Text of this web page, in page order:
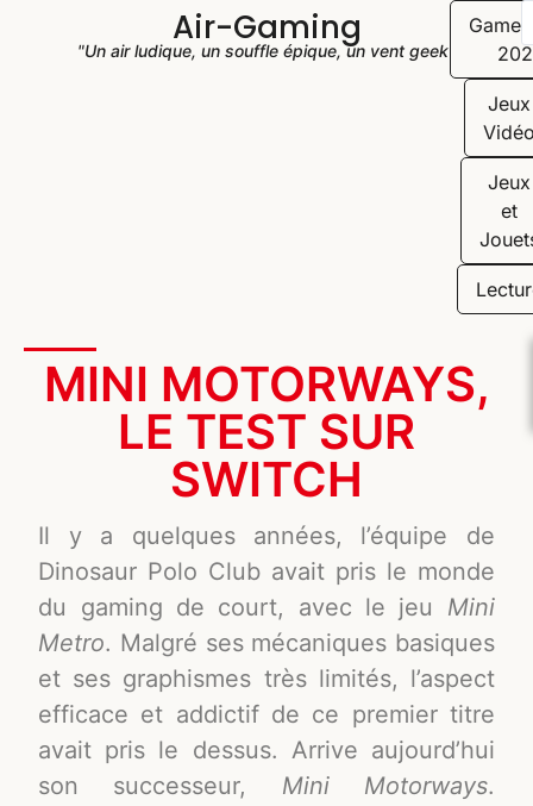
Air-Gaming
"Un air ludique, un souffle épique, un vent geek"
Jeux
Jeux
et
MINI MOTORWAYS,
LE TEST SUR
SWITCH
Il y a quelques années, l’équipe de
Dinosaur Polo Club avait pris le monde
du gaming de court, avec le jeu Mini
Metro. Malgré ses mécaniques basiques
et ses graphismes très limités, l’aspect
efficace et addictif de ce premier titre
avait pris le dessus. Arrive aujourd’hui
son successeur, Mini Motorways.